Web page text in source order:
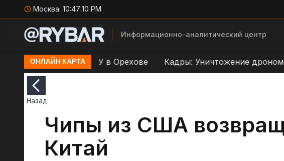
Москва: 10:47:11 PM
Информационно-аналитический центр
ОНЛАЙН КАРТА
по переправе ВСУ в Орехове Кадры: Уничтожение дроном
Назад
Чипы из США
Китай